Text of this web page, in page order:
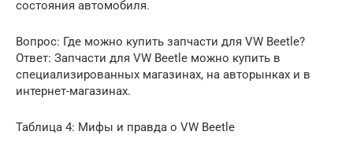
состояния автомобиля.
Вопрос: Где можно купить запчасти для VW Beetle?
Ответ: Запчасти для VW Beetle можно купить в
специализированных магазинах, на авторынках и в
интернет-магазинах.
Таблица 4: Мифы и правда о VW Beetle